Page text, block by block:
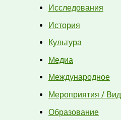
Исследования
История
Культура
Медиа
Международное
Мероприятия /
Образование